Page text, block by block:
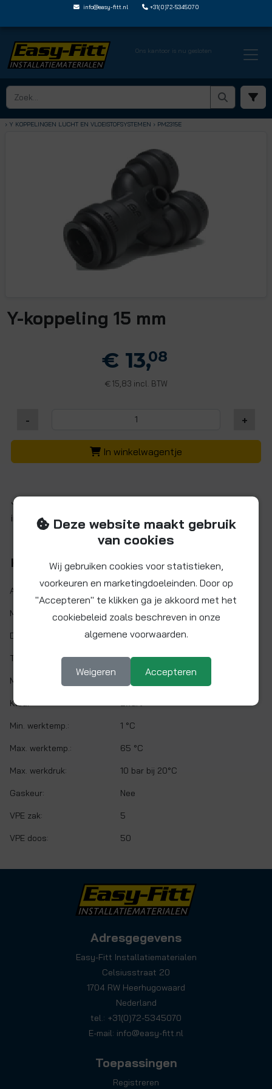
info@easy-fitt.nl +31(0)72-5345070
Ons kantoor is nu gesloten
HOME › SPEEDFIT LUCHT EN VLOEISTOFFEN
› Y KOPPELINGEN LUCHT EN VLOEISTOFSYSTEMEN › PM2315E
Y-koppeling 15 mm
€ 13,08
€ 15,83 incl. BTW
- +
In winkelwagentje
John Guest Y-koppelingen voor 15mm buis (3x
insteekzijde).
Kenmerken
Artikelnr.: PM2315E
Maat: Ø 15 mm
Demontabel: Ja
Twist&Lock: Nee
Materiaal: Acetalcopolymeer (POM)
Kleur: Zwart
Min. werktemp.: 1 °C
Max. werktemp.: 65 °C
Max. werkdruk: 10 bar bij 20°C
Gaskeur: Nee
VPE zak: 5
VPE doos: 50
Adresgegevens
Easy-Fitt Installatiematerialen
Celsiusstraat 20
1704 RW Heerhugowaard
Nederland
tel.: +31(0)72-5345070
E-mail: info@easy-fitt.nl
Toepassingen
Registreren
Deze website maakt gebruik
van cookies
Wij gebruiken cookies voor statistieken,
voorkeuren en marketingdoeleinden. Door op
"Accepteren" te klikken ga je akkoord met het
cookiebeleid zoals beschreven in onze
algemene voorwaarden.
Weigeren Accepteren